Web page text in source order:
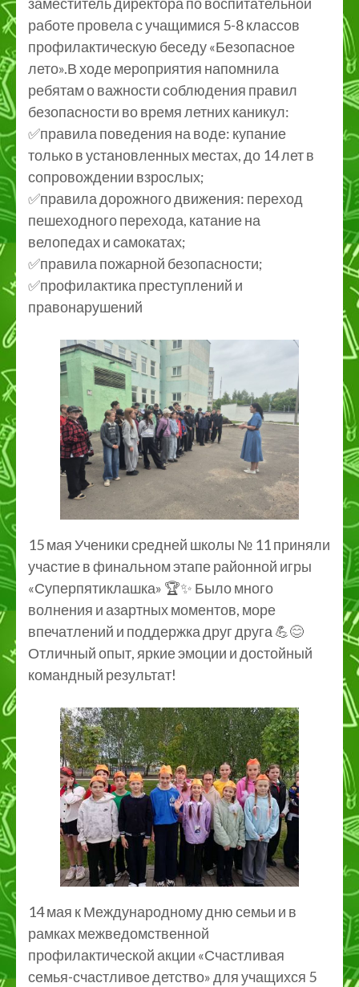
работе провела с учащимися 5-8 классов
профилактическую беседу «Безопасное
лето».В ходе мероприятия напомнила
ребятам о важности соблюдения правил
безопасности во время летних каникул:
✅правила поведения на воде: купание
только в установленных местах, до 14 лет в
сопровождении взрослых;
✅правила дорожного движения: переход
пешеходного перехода, катание на
велопедах и самокатах;
✅правила пожарной безопасности;
✅профилактика преступлений и
правонарушений
15 мая Ученики средней школы № 11 приняли
участие в финальном этапе районной игры
«Суперпятиклашка» 🏆✨ Было много
волнения и азартных моментов, море
впечатлений и поддержка друг друга 💪😊
Отличный опыт, яркие эмоции и достойный
командный результат!
14 мая к Международному дню семьи и в
рамках межведомственной
профилактической акции «Счастливая
семья-счастливое детство» для учащихся 5